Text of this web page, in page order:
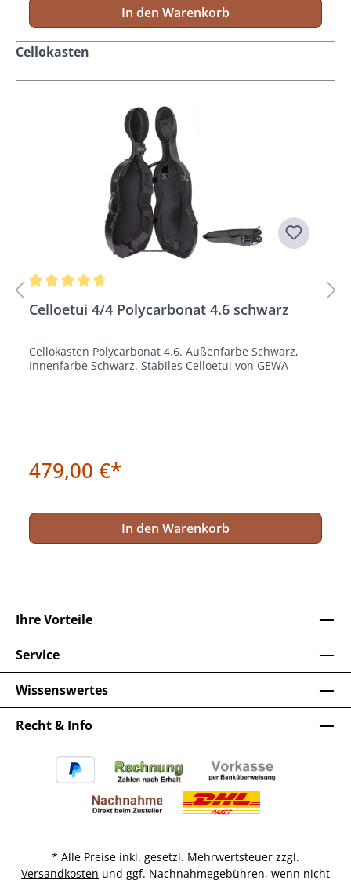
In den Warenkorb
Produktgalerie überspringen
Cellokasten
Celloetui 4/4 Polycarbonat 4.6 schwarz
Cellokasten Polycarbonat 4.6. Außenfarbe Schwarz,
Innenfarbe Schwarz. Stabiles Celloetui von GEWA
479,00 €*
In den Warenkorb
Recht & Info
Ihre Vorteile
Service
Wissenswertes
* Alle Preise inkl. gesetzl. Mehrwertsteuer zzgl.
Versandkosten und ggf. Nachnahmegebühren, wenn nicht